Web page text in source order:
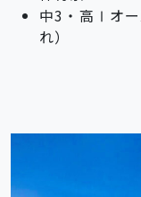
中3・高Ⅰオー
れ）